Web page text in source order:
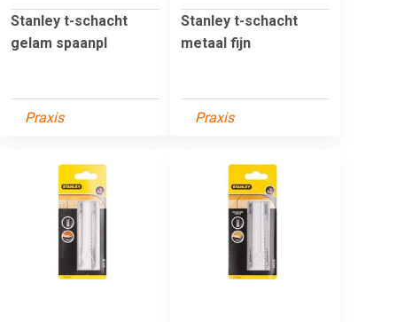
Stanley t-schacht
gelam spaanpl
Praxis
Stanley t-schacht
metaal fijn
Praxis